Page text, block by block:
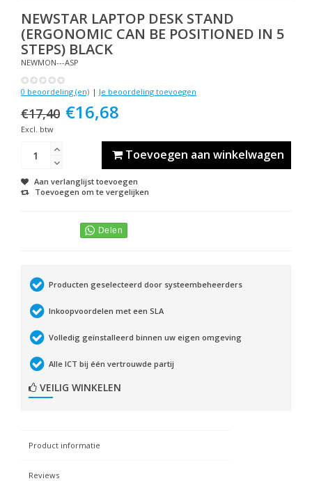
NEWSTAR LAPTOP DESK STAND
(ERGONOMIC CAN BE POSITIONED IN 5
STEPS) BLACK
NEWMON---ASP
0 beoordeling (en) | Je beoordeling toevoegen
€17,40 €16,68
Excl. btw
Toevoegen aan winkelwagen
Aan verlanglijst toevoegen
Toevoegen om te vergelijken
Producten geselecteerd door systeembeheerders
Inkoopvoordelen met een SLA
Volledig geïnstalleerd binnen uw eigen omgeving
Alle ICT bij één vertrouwde partij
VEILIG WINKELEN
Product informatie
Reviews